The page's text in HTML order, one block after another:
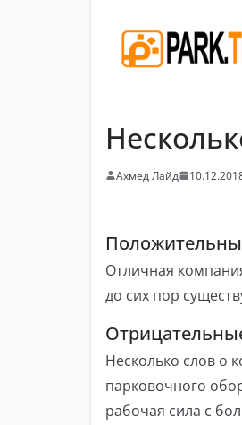
Ахмед Лайд
Отличная
до сих пор
Несколько слов о
парковочного
рабочая сила с